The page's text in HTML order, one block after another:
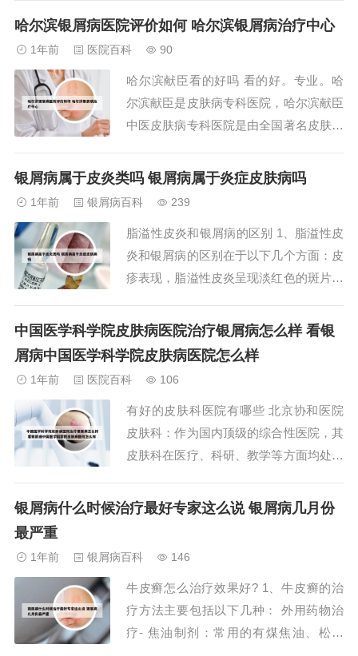
观存在明显疾病特征（如五官畸形、不能
能障碍，不合格。第六条单侧耳语听力低
于5米，...
哈尔滨银屑病医院评价如何 哈尔滨银屑病治疗中心
1年前 医院百科 90
哈尔滨献臣看的好吗 看的好。专业。哈
尔滨献臣是皮肤病专科医院，哈尔滨献臣
中医皮肤病专科医院是由全国著名皮肤病
癣等皮肤疑难病为主的大型民营医院。设
肤病专科医院的院长，王献臣，是一位具
有深厚家族传...
银屑病属于皮炎类吗 银屑病属于炎症皮肤病吗
1年前 银屑病百科 239
脂溢性皮炎和银屑病的区别 1、脂溢性皮
炎和银屑病的区别在于以下几个方面：皮
疹表现，脂溢性皮炎呈现淡红色的斑片，
有轻微的瘙痒感，皮疹境界与周围皮肤不
清。2、在症状上，脂溢性皮炎表现为红
斑、油腻鳞屑，可能伴有脱发和痤疮；银
屑病则以银白色鳞屑性红斑为特征，鳞屑
厚且无臭味...
中国医学科学院皮肤病医院治疗银屑病怎么样 看银
屑病中国医学科学院皮肤病医院怎么样
1年前 医院百科 106
有好的皮肤科医院有哪些 北京协和医院
皮肤科：作为国内顶级的综合性医院，其
皮肤科在医疗、科研、教学等方面均处于
治疗技术。 上海华山医院皮肤科：作为
有深厚的诊疗经验。空军总医院和协和医
院同样也是皮...
银屑病什么时候治疗最好专家这么说 银屑病几月份
最严重
1年前 银屑病百科 146
牛皮癣怎么治疗效果好? 1、牛皮癣的治
疗方法主要包括以下几种： 外用药物治
疗- 焦油制剂：常用的有煤焦油、松馏